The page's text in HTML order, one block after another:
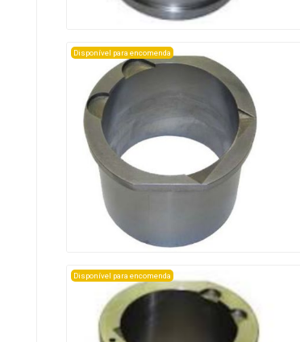
Disponível para encomenda
Disponível para encomenda